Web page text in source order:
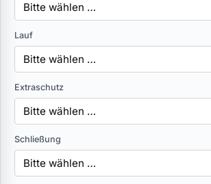
Lauf
Extraschutz
Schließung